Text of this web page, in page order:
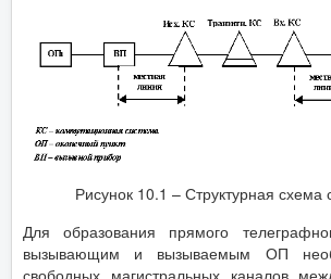
Рисунок 10.1 – Структурная
Для образования прямого
вызывающим и вызываемым ОП